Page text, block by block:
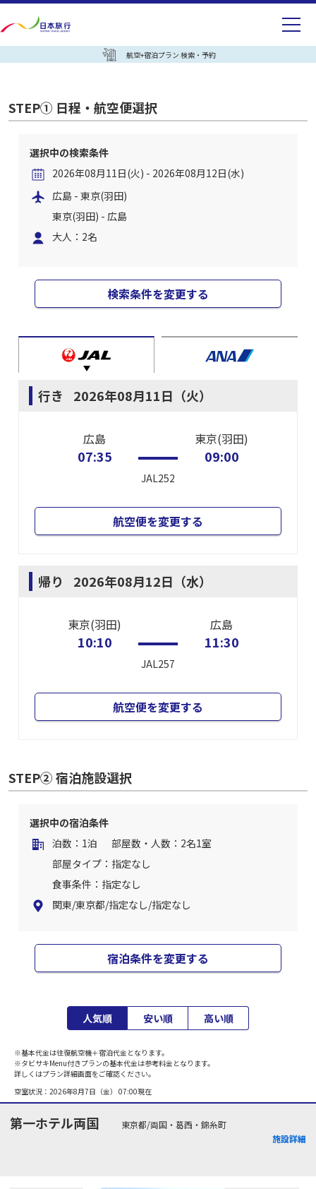
航空+宿泊プラン 検索・予約
STEP① 日程・航空便選択
選択中の検索条件
2026年08月11日(火) - 2026年08月12日(水)
広島 - 東京(羽田)
東京(羽田) - 広島
大人：2名
検索条件を変更する
行き 2026年08月11日（火）
広島
07:35
JAL252
東京(羽田)
09:00
航空便を変更する
帰り 2026年08月12日（水）
東京(羽田)
10:10
JAL257
広島
11:30
航空便を変更する
STEP② 宿泊施設選択
選択中の宿泊条件
泊数：1泊
部屋数・人数：2名1室
部屋タイプ：指定なし
食事条件：指定なし
関東/東京都/指定なし/指定なし
宿泊条件を変更する
人気順 安い順 高い順
※基本代金は往復航空機＋宿泊代金となります。
※タビサキMenu付きプランの基本代金は参考料金となります。
詳しくはプラン詳細画面をご確認ください。
空室状況： 2026年8月7日（金） 07:00現在
第一ホテル両国
東京都/両国・葛西・錦糸町
施設詳細